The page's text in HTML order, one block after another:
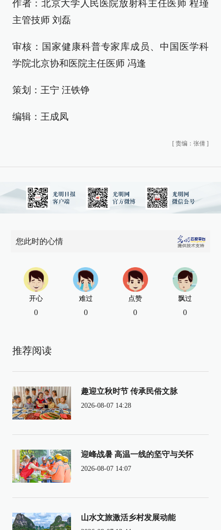
作者：北京大学人民医院放射科主任医师 程瑾
主管技师 刘磊
审核：国家健康科普专家库成员、中国医学科
学院北京协和医院主任医师 冯逢
策划：王宁 汪铁铮
编辑：王成凤
[ 责编：张倩 ]
您此时的心情
开心
0
难过
0
点赞
0
飘过
0
推荐阅读
趣迎立秋时节 传承民俗文脉
2026-08-07 14:28
迎峰战暑 高温一线的坚守与关怀
2026-08-07 14:07
山水文旅激活乡村发展动能